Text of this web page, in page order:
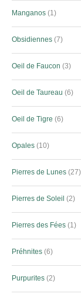
Manganos 1
Obsidiennes 7
Oeil de Faucon 3
Oeil de Taureau 6
Oeil de Tigre 6
Opales 10
Pierres de Lunes 27
Pierres de Soleil 2
Pierres des Fées 1
Préhnites 6
Purpurites 2